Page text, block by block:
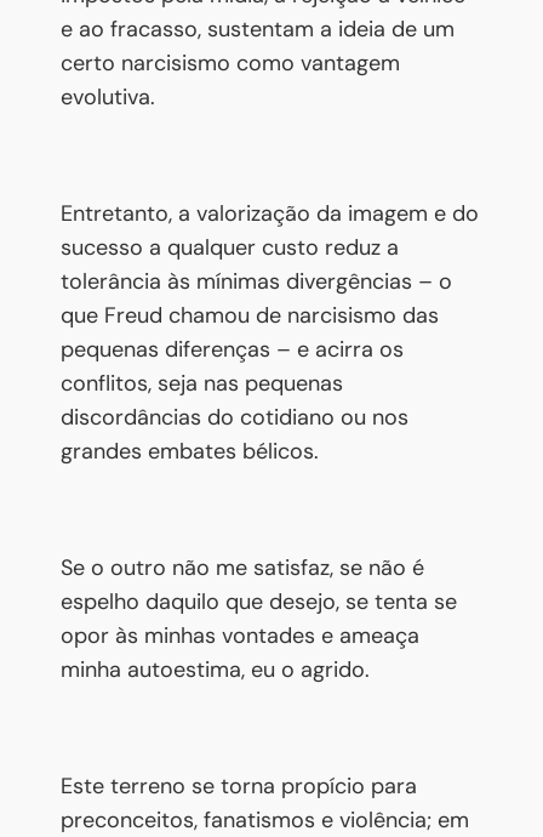
e ao fracasso, sustentam a ideia de um
certo narcisismo como vantagem
evolutiva.
Entretanto, a valorização da imagem e do
sucesso a qualquer custo reduz a
tolerância às mínimas divergências – o
que Freud chamou de narcisismo das
pequenas diferenças – e acirra os
conflitos, seja nas pequenas
discordâncias do cotidiano ou nos
grandes embates bélicos.
Se o outro não me satisfaz, se não é
espelho daquilo que desejo, se tenta se
opor às minhas vontades e ameaça
minha autoestima, eu o agrido.
Este terreno se torna propício para
preconceitos, fanatismos e violência; em